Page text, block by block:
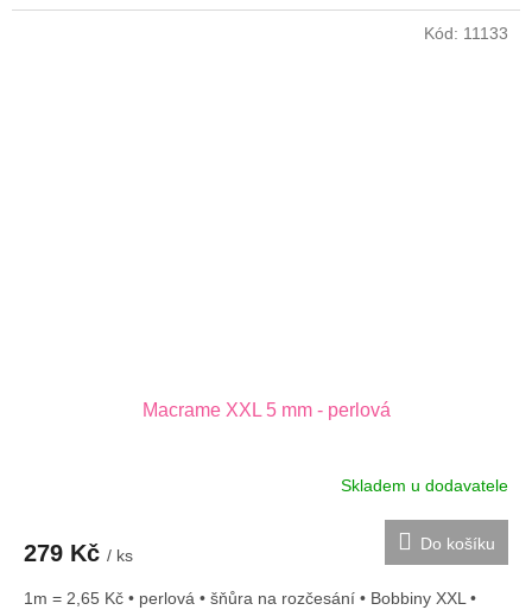
Macrame XXL 5 mm - perlová
Skladem u dodavatele
279 Kč / ks
Do košíku
1m = 2,65 Kč • perlová • šňůra na rozčesání • Bobbiny XXL •
Kód: 11133